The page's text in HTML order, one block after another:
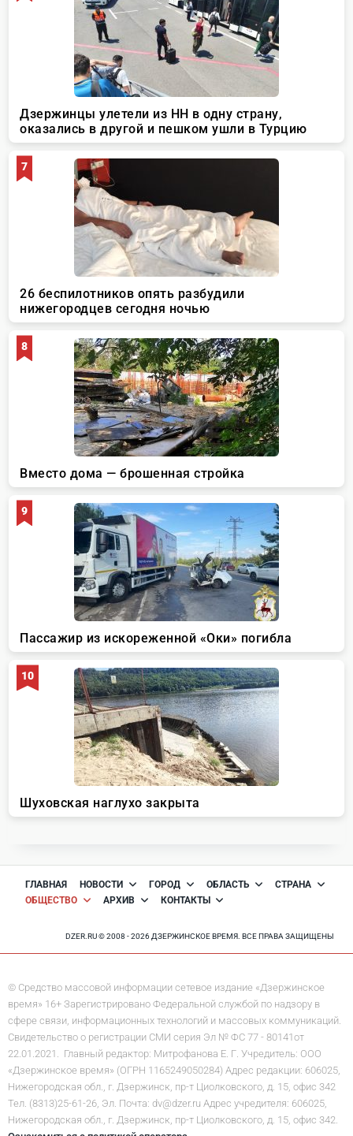
ГЛАВНАЯ НОВОСТИ ГОРОД ОБЛАСТЬ
СТРАНА
ОБЩЕСТВО
АРХИВ КОНТАКТЫ
DZER.RU © 2008 - 2026 ДЗЕРЖИНСКОЕ ВРЕМЯ. ВСЕ ПРАВА ЗАЩИЩЕНЫ
© Средство массовой информации сетевое издание «Дзержинское
время» 16+ Зарегистрировано Федеральной службой по надзору в
сфере связи, информационных технологий и массовых коммуникаций.
Свидетельство о регистрации СМИ серия Эл № ФС 77 - 80141от
22.01.2021. Главный редактор: Митрофанова Е. Г. Учредитель: ООО
«Дзержинское время» (ОГРН 1165249050284) Адрес редакции: 606025,
Нижегородская обл., г. Дзержинск, пр-т Циолковского, д. 15, офис 342
Тел. (8313)25-61-26, Эл. Почта: dv@dzer.ru Адрес учредителя: 606025,
Нижегородская обл., г. Дзержинск, пр-т Циолковского, д. 15, офис 342.